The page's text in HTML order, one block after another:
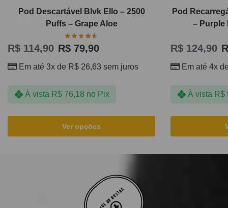
Pod Descartável Blvk Ello – 2500
Puffs – Grape Aloe
R$114,90 R$ 79,90
Em até 3x de R$ 26,63 sem juros
À vista R$76,18 no Pix
Ver opções
Pod
– Purple
R$124,90
Em até 4x
À vista R$
VOLTAR AO TOPO